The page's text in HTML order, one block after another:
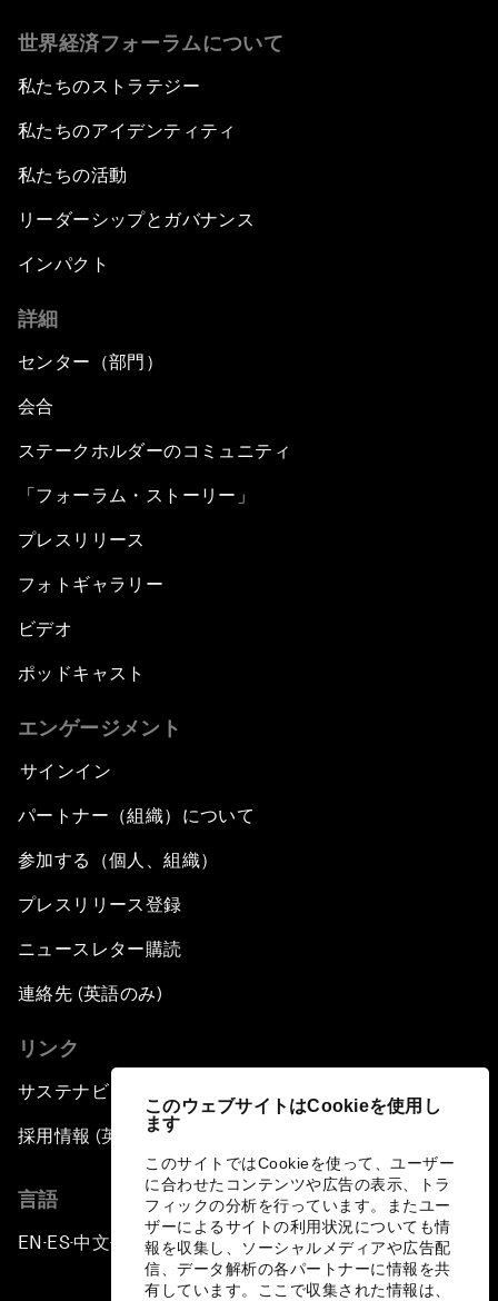
このウェブサイトはCookieを使用し
ます
このサイトではCookieを使って、ユーザー
に合わせたコンテンツや広告の表示、トラ
フィックの分析を行っています。またユー
ザーによるサイトの利用状況についても情
報を収集し、ソーシャルメディアや広告配
信、データ解析の各パートナーに情報を共
有しています。ここで収集された情報は、
世界経済フォーラムについて
私たちのストラテジー
私たちのアイデンティティ
私たちの活動
リーダーシップとガバナンス
インパクト
詳細
センター（部門）
会合
ステークホルダーのコミュニティ
「フォーラム・ストーリー」
プレスリリース
フォトギャラリー
ビデオ
ポッドキャスト
エンゲージメント
サインイン
パートナー（組織）について
参加する（個人、組織）
プレスリリース登録
ニュースレター購読
連絡先 (英語のみ)
リンク
サステナビリティへの取り組み
採用情報 (英語のみ)
言語
EN ▪ES▪中文▪ 日本語